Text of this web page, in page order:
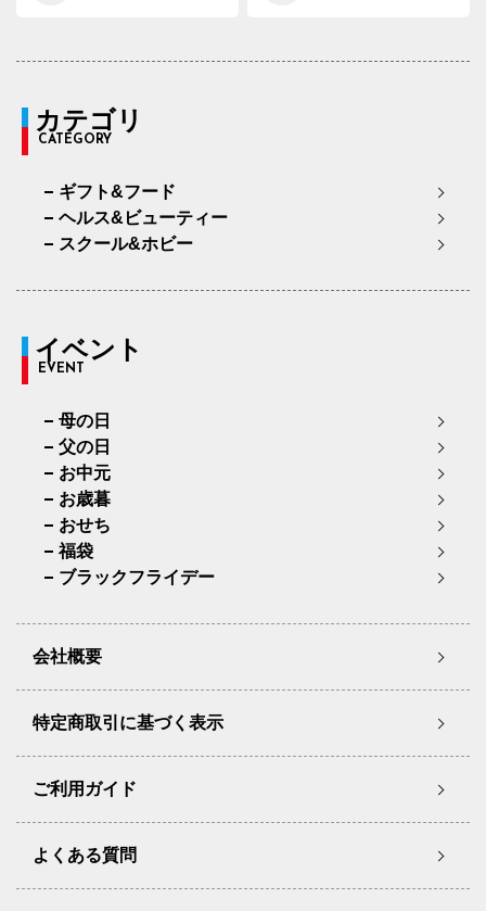
カテゴリ
CATEGORY
ギフト&フード
ヘルス&ビューティー
スクール&ホビー
イベント
EVENT
母の日
父の日
お中元
お歳暮
おせち
福袋
ブラックフライデー
会社概要
特定商取引に基づく表示
ご利用ガイド
よくある質問